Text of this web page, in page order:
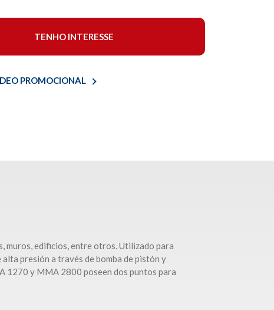
TENHO INTERESSE
PROMOCIONAL
muros, edificios, entre otros. Utilizado para
presión a través de bomba de pistón y
1270 y MMA 2800 poseen dos puntos para